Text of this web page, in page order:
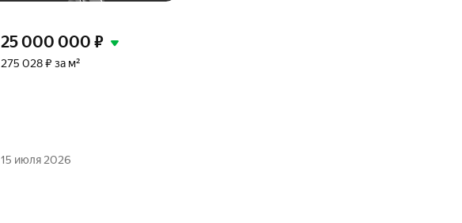
25 000 000 ₽
275 028 ₽ за м²
15 июля 2026